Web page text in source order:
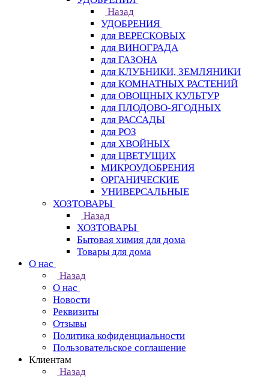
Назад
УДОБРЕНИЯ
для ВЕРЕСКОВЫХ
для ВИНОГРАДА
для ГАЗОНА
для КЛУБНИКИ, ЗЕМЛЯНИКИ
для КОМНАТНЫХ РАСТЕНИЙ
для ОВОЩНЫХ КУЛЬТУР
для ПЛОДОВО-ЯГОДНЫХ
для РАССАДЫ
для РОЗ
для ХВОЙНЫХ
для ЦВЕТУЩИХ
МИКРОУДОБРЕНИЯ
ОРГАНИЧЕСКИЕ
УНИВЕРСАЛЬНЫЕ
ХОЗТОВАРЫ
Назад
ХОЗТОВАРЫ
Бытовая химия для дома
Товары для дома
О нас
Назад
О нас
Новости
Реквизиты
Отзывы
Политика кофиденциальности
Пользовательское соглашение
Клиентам
Назад